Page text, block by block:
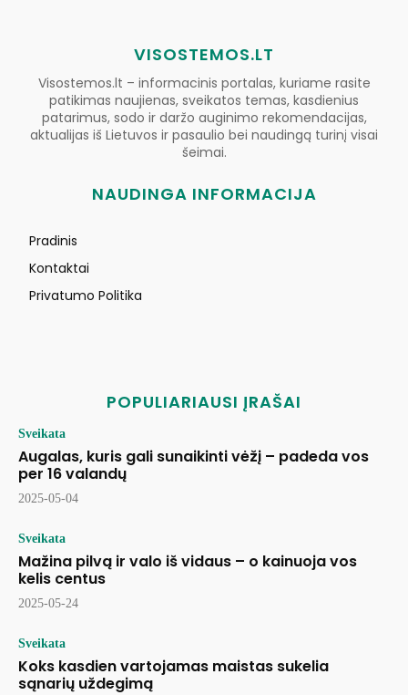
VISOSTEMOS.LT
Visostemos.lt – informacinis portalas, kuriame rasite
patikimas naujienas, sveikatos temas, kasdienius
patarimus, sodo ir daržo auginimo rekomendacijas,
aktualijas iš Lietuvos ir pasaulio bei naudingą turinį visai
šeimai.
NAUDINGA INFORMACIJA
Pradinis
Kontaktai
Privatumo Politika
POPULIARIAUSI ĮRAŠAI
Sveikata
Augalas, kuris gali sunaikinti vėžį – padeda vos
per 16 valandų
2025-05-04
Sveikata
Mažina pilvą ir valo iš vidaus – o kainuoja vos
kelis centus
2025-05-24
Sveikata
Koks kasdien vartojamas maistas sukelia
sąnarių uždegimą